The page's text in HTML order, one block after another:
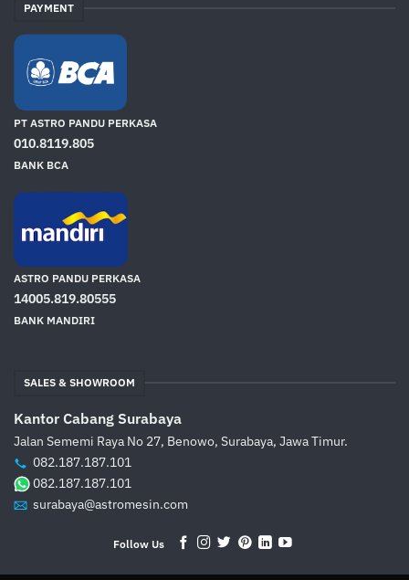
PAYMENT
PT ASTRO PANDU PERKASA
010.8119.805
BANK BCA
ASTRO PANDU PERKASA
14005.819.80555
BANK MANDIRI
SALES & SHOWROOM
Kantor Cabang Surabaya
Jalan Sememi Raya No 27, Benowo, Surabaya, Jawa Timur.
082.187.187.101
082.187.187.101
surabaya@astromesin.com
Follow Us